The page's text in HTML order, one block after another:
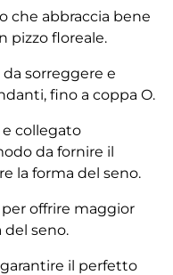
che abbraccia bene
pizzo floreale.
sorreggere e
fino a coppa O.
e collegato
da fornire il
la forma del seno.
per offrire maggior
seno.
il perfetto